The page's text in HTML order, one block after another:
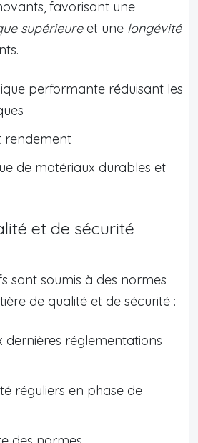
favorisant une
supérieureet une longévité
performante réduisant les
rendement
de matériaux durables et
et de sécurité
sont soumis à des normes
de qualité et de sécurité :
dernières réglementations
réguliers en phase de